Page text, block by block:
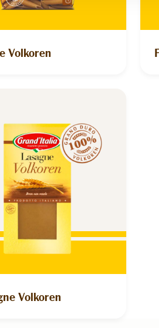
Volkoren
Volkoren